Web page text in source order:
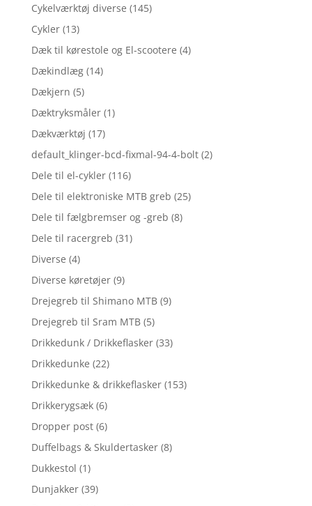
Cykelværktøj diverse (145)
Cykler (13)
Dæk til kørestole og El-scootere (4)
Dækindlæg (14)
Dækjern (5)
Dæktryksmåler (1)
Dækværktøj (17)
default_klinger-bcd-fixmal-94-4-bolt (2)
Dele til el-cykler (116)
Dele til elektroniske MTB greb (25)
Dele til fælgbremser og -greb (8)
Dele til racergreb (31)
Diverse (4)
Diverse køretøjer (9)
Drejegreb til Shimano MTB (9)
Drejegreb til Sram MTB (5)
Drikkedunk / Drikkeflasker (33)
Drikkedunke (22)
Drikkedunke & drikkeflasker (153)
Drikkerygsæk (6)
Dropper post (6)
Duffelbags & Skuldertasker (8)
Dukkestol (1)
Dunjakker (39)